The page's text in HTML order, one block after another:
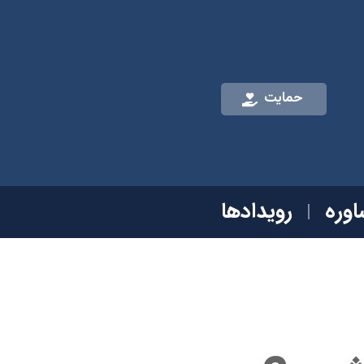
حمایت
رویدادها